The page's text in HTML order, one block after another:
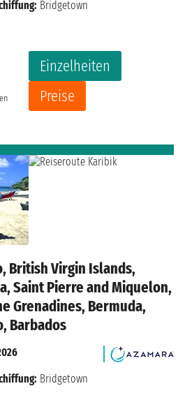
Einzelheiten
Preise
Bridgetown
British Virgin Islands,
Saint Pierre and Miquelon,
Grenadines, Bermuda,
Barbados
Bridgetown